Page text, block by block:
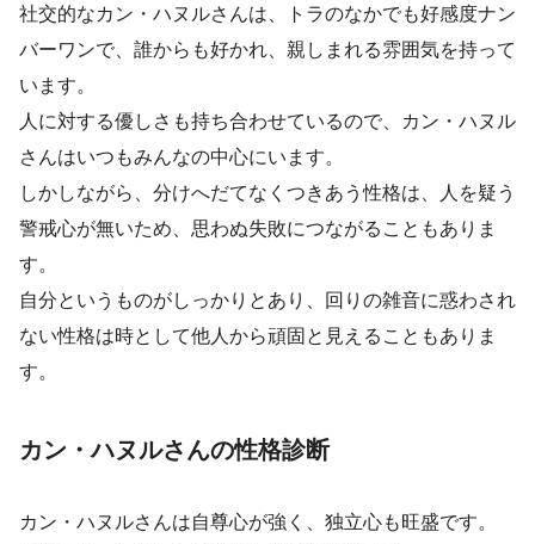
社交的なカン・ハヌルさんは、トラのなかでも好感度ナン
バーワンで、誰からも好かれ、親しまれる雰囲気を持って
います。
人に対する優しさも持ち合わせているので、カン・ハヌル
さんはいつもみんなの中心にいます。
しかしながら、分けへだてなくつきあう性格は、人を疑う
警戒心が無いため、思わぬ失敗につながることもありま
す。
自分というものがしっかりとあり、回りの雑音に惑わされ
ない性格は時として他人から頑固と見えることもありま
す。
カン・ハヌルさんの性格診断
カン・ハヌルさんは自尊心が強く、独立心も旺盛です。